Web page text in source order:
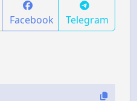
Facebook Telegram